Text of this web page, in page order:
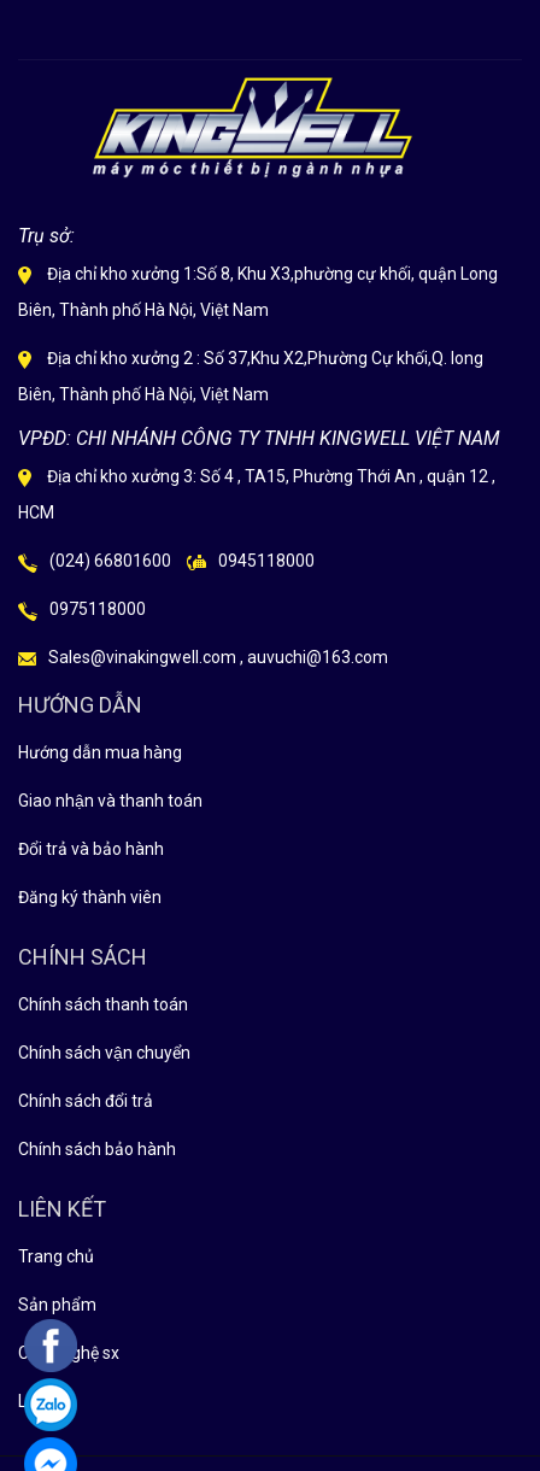
Trụ sở:
Địa chỉ kho xưởng 1:Số 8, Khu X3,phường cự khối, quận Long
Biên, Thành phố Hà Nội, Việt Nam
Địa chỉ kho xưởng 2 : Số 37,Khu X2,Phường Cự khối,Q. long
Biên, Thành phố Hà Nội, Việt Nam
VPĐD: CHI NHÁNH CÔNG TY TNHH KINGWELL VIỆT NAM
Địa chỉ kho xưởng 3: Số 4 , TA15, Phường Thới An , quận 12 ,
HCM
(024) 66801600 0945118000
0975118000
Sales@vinakingwell.com , auvuchi@163.com
HƯỚNG DẪN
Hướng dẫn mua hàng
Giao nhận và thanh toán
Đổi trả và bảo hành
Đăng ký thành viên
CHÍNH SÁCH
Chính sách thanh toán
Chính sách vận chuyển
Chính sách đổi trả
Chính sách bảo hành
LIÊN KẾT
Trang chủ
Sản phẩm
Công nghệ sx
Liên hệ